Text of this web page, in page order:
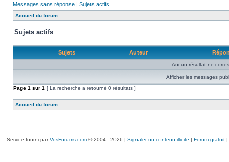
Messages sans réponse | Sujets actifs
Accueil du forum
Sujets actifs
Sujets Auteur
Aucun résultat ne
Afficher les messages
Page 1 sur 1 [ La recherche a retourné 0 résultats ]
Accueil du forum
Service fourni parVosForums.com© 2004 - 2026 | Signaler un contenu illicite | Forum gratuit|